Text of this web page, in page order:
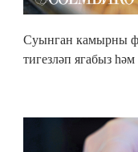
Суынган камырны
тигезләп ягабыз һәм